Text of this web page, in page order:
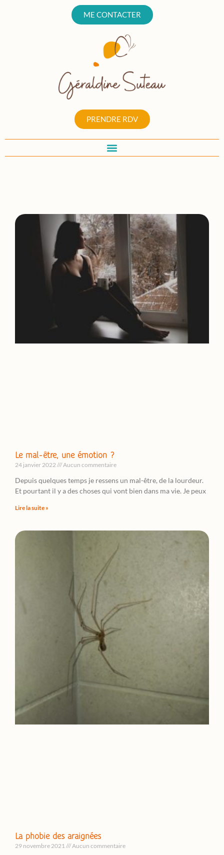
PRENDRE RDV
ME CONTACTER
Le mal-être, une émotion ?
24 janvier 2022 Aucun commentaire
Depuis quelques temps je ressens un mal-être, de la lourdeur.
Et pourtant il y a des choses qui vont bien dans ma vie. Je peux
Lire la suite »
La phobie des araignées
29 novembre 2021 Aucun commentaire